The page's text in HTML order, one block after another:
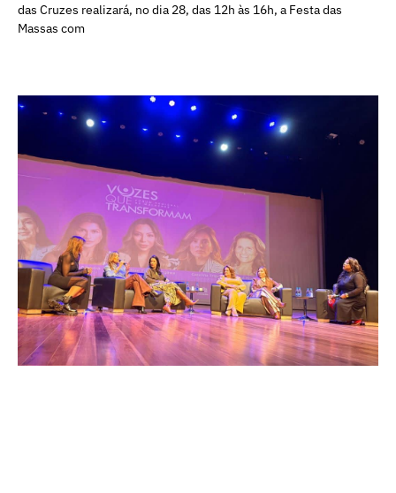
das Cruzes realizará, no dia 28, das 12h às 16h, a Festa das
Massas com